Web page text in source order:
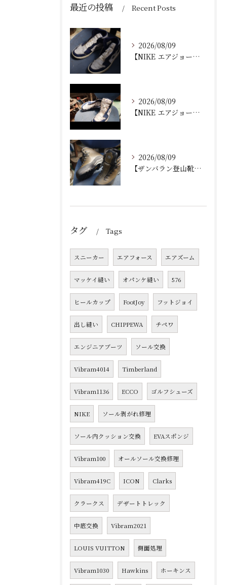
最近の投稿 Recent Posts
2026/08/09
【NIKE エアジョーダン ゴルフシューズ｜ソール剥がれ修理...
2026/08/09
【NIKE エアジョーダン ゴルフシューズ｜ソール剥がれ修理...
2026/08/09
【ザンバラン登山靴｜加水分解によるソール交換修理】
タグ Tags
スニーカー エアフォース エアズーム
マッケイ縫い オパンケ縫い 576
ヒールカップ FootJoy フットジョイ
出し縫い CHIPPEWA チペワ
エンジニアブーツ ソール交換
Vibram4014 Timberland
Vibram1136 ECCO ゴルフシューズ
NIKE ソール剥がれ修理
ソール内クッション交換 EVAスポンジ
Vibram100 オールソール交換修理
Vibram419C ICON Clarks
クラークス デザートトレック
中底交換 Vibram2021
LOUIS VUITTON 側面処理
Vibram1030 Hawkins ホーキンス